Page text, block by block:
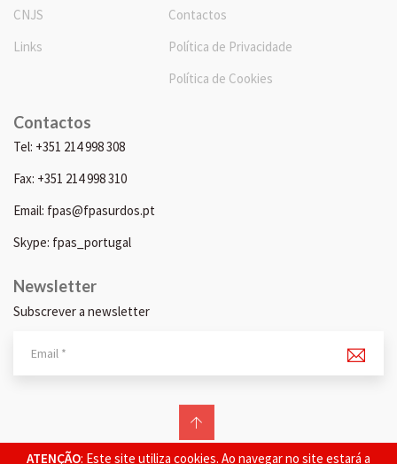
ATENÇÃO: Este site utiliza cookies. Ao navegar no site estará a
CNJS
Links
Contactos
Política de Privacidade
Política de Cookies
Contactos
Tel: +351 214 998 308
Fax: +351 214 998 310
Email: fpas@fpasurdos.pt
Skype: fpas_portugal
Newsletter
Subscrever a newsletter
© 2026 FPAS. Todos os direitos reservados.